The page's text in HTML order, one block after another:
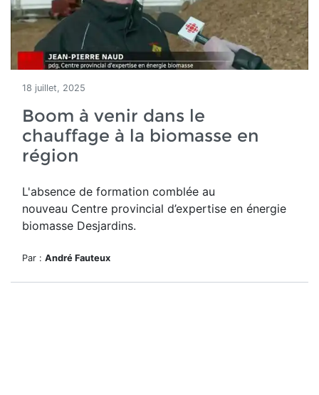
18 juillet, 2025
Boom à venir dans le
chauffage à la biomasse en
région
L'absence de formation comblée au
nouveau Centre provincial d’expertise en énergie
biomasse Desjardins.
Par : André Fauteux